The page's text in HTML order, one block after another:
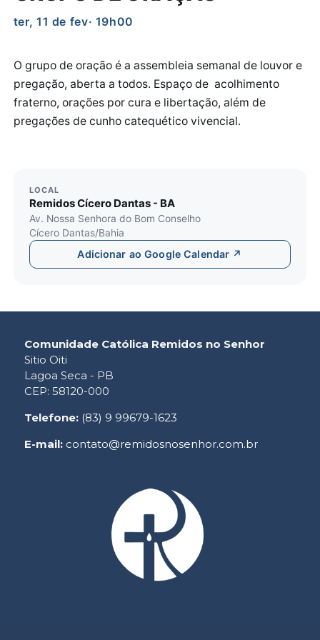
ter, 11 de fev· 19h00
O grupo de oração é a assembleia semanal de louvor e
pregação, aberta a todos. Espaço de acolhimento
fraterno, orações por cura e libertação, além de
pregações de cunho catequético vivencial.
LOCAL
Remidos Cícero Dantas - BA
Av. Nossa Senhora do Bom Conselho
Cícero Dantas/Bahia
Adicionar ao Google Calendar ↗
Comunidade Católica Remidos no Senhor
Sitio Oiti
Lagoa Seca - PB
CEP: 58120-000
Telefone: (83) 9 99679-1623
E-mail: contato@remidosnosenhor.com.br